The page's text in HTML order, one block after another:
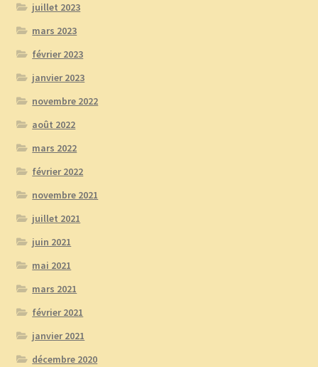
juillet 2023
mars 2023
février 2023
janvier 2023
novembre 2022
août 2022
mars 2022
février 2022
novembre 2021
juillet 2021
juin 2021
mai 2021
mars 2021
février 2021
janvier 2021
décembre 2020